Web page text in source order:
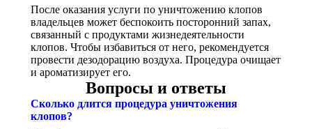
После оказания услуги по уничтожению клопов
владельцев может беспокоить посторонний запах,
связанный с продуктами жизнедеятельности
клопов. Чтобы избавиться от него, рекомендуется
провести дезодорацию воздуха. Процедура очищает
и ароматизирует его.
Вопросы и ответы
Сколько длится процедура уничтожения
клопов?